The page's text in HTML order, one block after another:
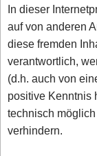
In dieser
auf von anderen
diese fremden
verantwortlich,
(d.h. auch von
positive Kenntnis
technisch
verhindern.